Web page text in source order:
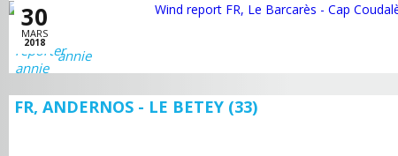
30
MARS
2018
annie
FR, ANDERNOS - LE BETEY (33)